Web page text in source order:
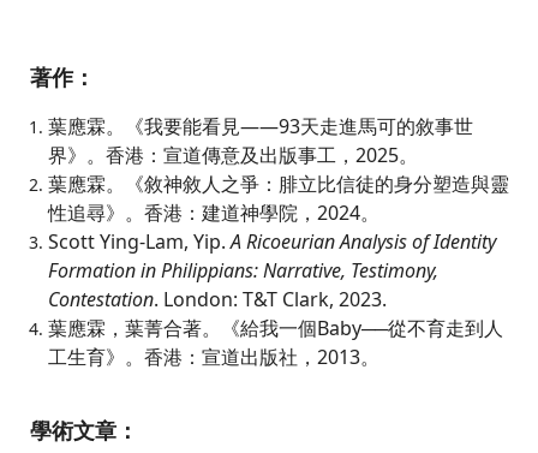
著作：
葉應霖。《我要能看見——93天走進馬可的敘事世
界》。香港：宣道傳意及出版事工，2025。
葉應霖。《敘神敘人之爭：腓立比信徒的身分塑造與靈
性追尋》。香港：建道神學院，2024。
Scott Ying-Lam, Yip.A Ricoeurian Analysis of Identity
Formation in Philippians: Narrative, Testimony,
Contestation. London: T&T Clark, 2023.
葉應霖，葉菁合著。《給我一個Baby──從不育走到人
工生育》。香港：宣道出版社，2013。
學術文章：